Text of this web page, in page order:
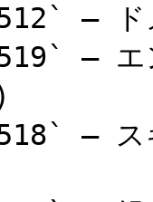
– ドメ
– エン
– スキ